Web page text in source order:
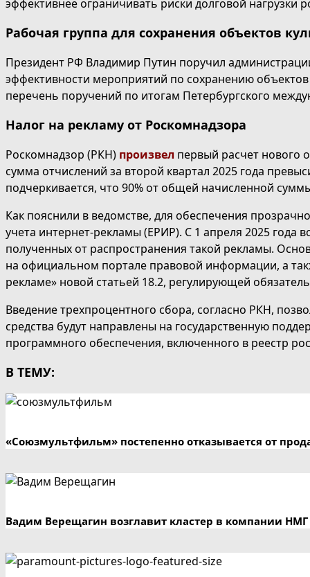
эффективнее ограничивать риски долговой нагрузки
Рабочая группа для сохранения объектов
Президент РФ Владимир Путин поручил
эффективности мероприятий по сохранению
перечень поручений по итогам Петербургского
Налог на рекламу от Роскомнадзора
Роскомнадзор (РКН) произвел первый расчет нового
сумма отчислений за второй квартал 2025 года
подчеркивается, что 90% от общей начисленной
Как пояснили в ведомстве, для обеспечения
учета интернет-рекламы (ЕРИР). С 1 апреля 2025 года
полученных от распространения такой рекламы.
на официальном портале правовой информации, а
рекламе» новой статьей 18.2, регулирующей
Введение трехпроцентного сбора, согласно РКН,
средства будут направлены на государственную
программного обеспечения, включенного в реестр
В ТЕМУ:
«Союзмультфильм» постепенно отказывается от
Вадим Верещагин возглавит кластер в компании НМГ